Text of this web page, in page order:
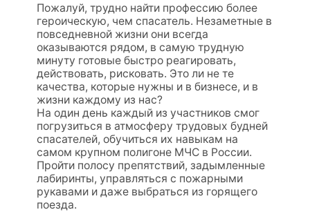
Пожалуй, трудно найти профессию более
героическую, чем спасатель. Незаметные в
повседневной жизни они всегда
оказываются рядом, в самую трудную
минуту готовые быстро реагировать,
действовать, рисковать. Это ли не те
качества, которые нужны и в бизнесе, и в
жизни каждому из нас?
На один день каждый из участников смог
погрузиться в атмосферу трудовых будней
спасателей, обучиться их навыкам на
самом крупном полигоне МЧС в России.
Пройти полосу препятствий, задымленные
лабиринты, управляться с пожарными
рукавами и даже выбраться из горящего
поезда.